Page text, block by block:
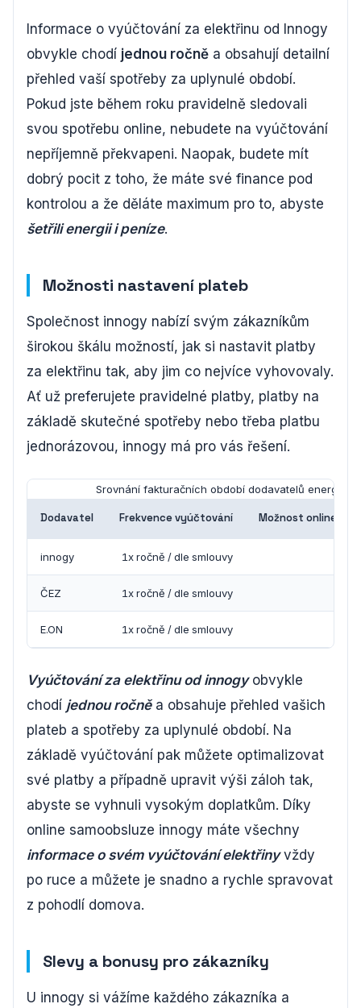
Informace o vyúčtování za elektřinu od Innogy
obvykle chodí jednou ročně a obsahují detailní
přehled vaší spotřeby za uplynulé období.
Pokud jste během roku pravidelně sledovali
svou spotřebu online, nebudete na vyúčtování
nepříjemně překvapeni. Naopak, budete mít
dobrý pocit z toho, že máte své finance pod
kontrolou a že děláte maximum pro to, abyste
šetřili energii i peníze.
Možnosti nastavení plateb
Společnost innogy nabízí svým zákazníkům
širokou škálu možností, jak si nastavit platby
za elektřinu tak, aby jim co nejvíce vyhovovaly.
Ať už preferujete pravidelné platby, platby na
základě skutečné spotřeby nebo třeba platbu
jednorázovou, innogy má pro vás řešení.
Srovnání fakturačních období dodavatelů energií
Dodavatel Frekvence vyúčtování Možnost online
innogy 1x ročně / dle smlouvy
ČEZ 1x ročně / dle smlouvy
E.ON 1x ročně / dle smlouvy
Vyúčtování za elektřinu od innogyobvykle
chodí jednou ročněa obsahuje přehled vašich
plateb a spotřeby za uplynulé období. Na
základě vyúčtování pak můžete optimalizovat
své platby a případně upravit výši záloh tak,
abyste se vyhnuli vysokým doplatkům. Díky
online samoobsluze innogy máte všechny
informace o svém vyúčtování elektřinyvždy
po ruce a můžete je snadno a rychle spravovat
z pohodlí domova.
Slevy a bonusy pro zákazníky
U innogy si vážíme každého zákazníka a